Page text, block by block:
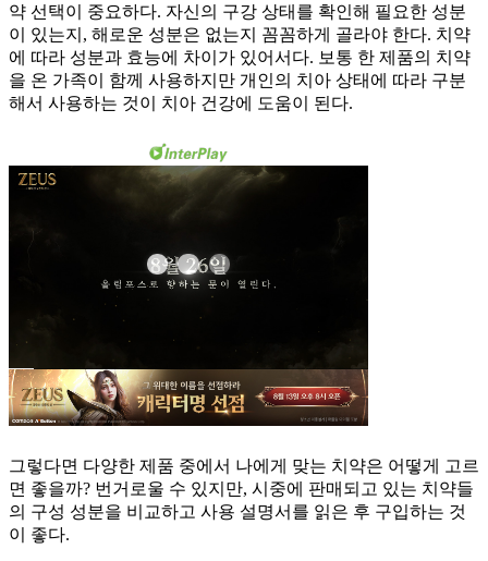
약 선택이 중요하다. 자신의 구강 상태를 확인해 필요한 성분
이 있는지, 해로운 성분은 없는지 꼼꼼하게 골라야 한다. 치약
에 따라 성분과 효능에 차이가 있어서다. 보통 한 제품의 치약
을 온 가족이 함께 사용하지만 개인의 치아 상태에 따라 구분
해서 사용하는 것이 치아 건강에 도움이 된다.
그렇다면 다양한 제품 중에서 나에게 맞는 치약은 어떻게 고르
면 좋을까? 번거로울 수 있지만, 시중에 판매되고 있는 치약들
의 구성 성분을 비교하고 사용 설명서를 읽은 후 구입하는 것
이 좋다.